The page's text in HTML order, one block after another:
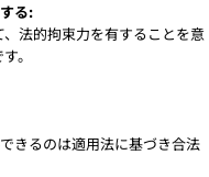
る:
法的拘束力を有することを意
。
きるのは適用法に基づき合法